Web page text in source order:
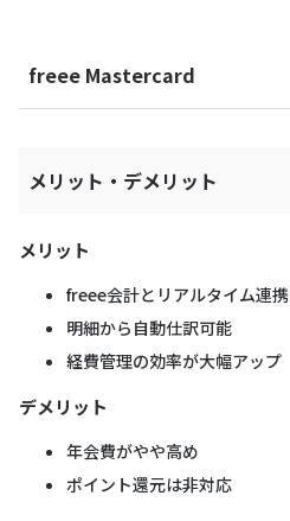
freee Mastercard
メリット・デメリット
メリット
freee会計とリアルタイム連携
明細から自動仕訳可能
経費管理の効率が大幅アップ
デメリット
年会費がやや高め
ポイント還元は非対応